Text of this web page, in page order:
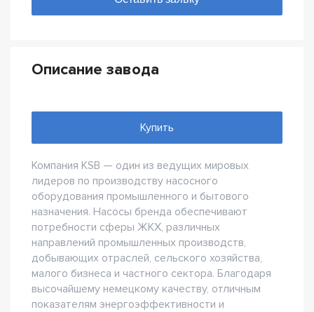
Описание завода
Купить
Компания KSB — один из ведущих мировых
лидеров по производству насосного
оборудования промышленного и бытового
назначения. Насосы бренда обеспечивают
потребности сферы ЖКХ, различных
направлений промышленных производств,
добывающих отраслей, сельского хозяйства,
малого бизнеса и частного сектора. Благодаря
высочайшему немецкому качеству, отличным
показателям энергоэффективности и